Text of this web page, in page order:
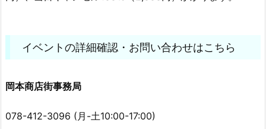
イベントの詳細確認・お問い合わせはこちら
岡本商店街事務局
078-412-3096 (月-土10:00-17:00)